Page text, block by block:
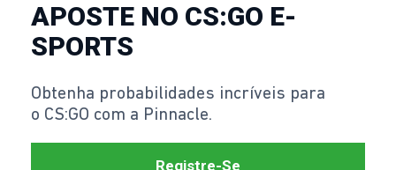
APOSTE NO CS:GO E-
SPORTS
Obtenha probabilidades incríveis para
o CS:GO com a Pinnacle.
Registre-Se